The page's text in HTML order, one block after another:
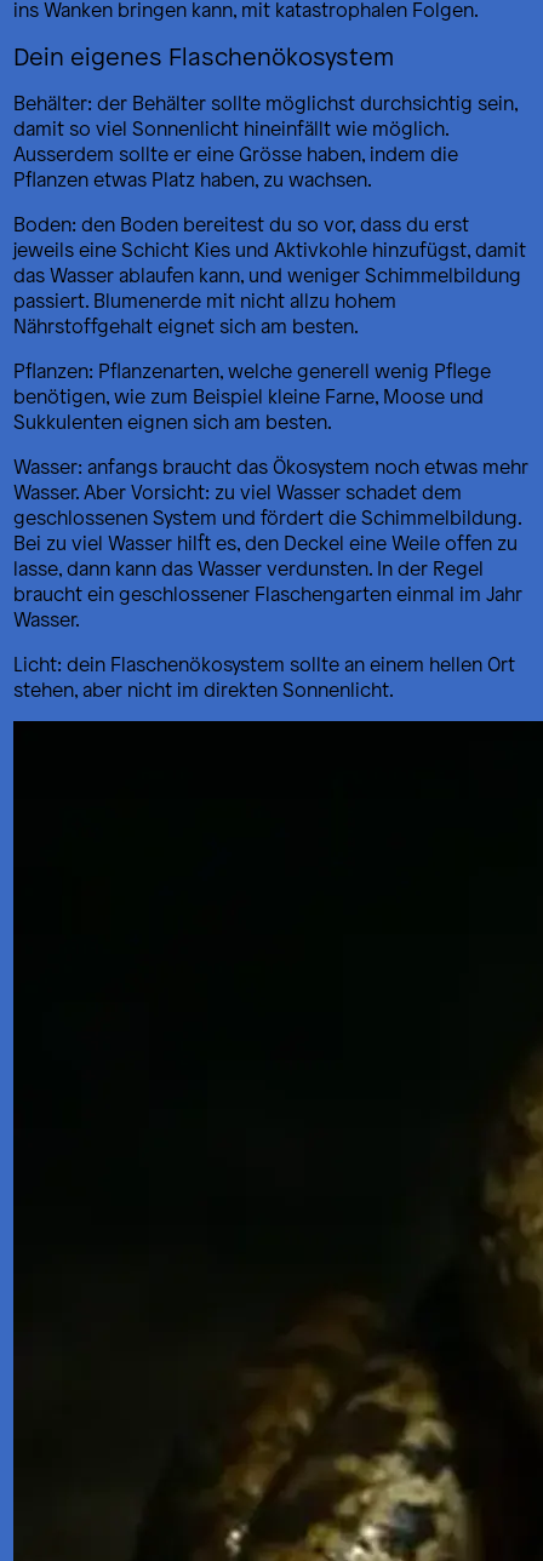
ins Wanken bringen kann, mit katastrophalen Folgen.
Dein eigenes Flaschenökosystem
Behälter: der Behälter sollte möglichst durchsichtig sein,
damit so viel Sonnenlicht hineinfällt wie möglich.
Ausserdem sollte er eine Grösse haben, indem die
Pflanzen etwas Platz haben, zu wachsen.
Boden: den Boden bereitest du so vor, dass du erst
jeweils eine Schicht Kies und Aktivkohle hinzufügst, damit
das Wasser ablaufen kann, und weniger Schimmelbildung
passiert. Blumenerde mit nicht allzu hohem
Nährstoffgehalt eignet sich am besten.
Pflanzen: Pflanzenarten, welche generell wenig Pflege
benötigen, wie zum Beispiel kleine Farne, Moose und
Sukkulenten eignen sich am besten.
Wasser: anfangs braucht das Ökosystem noch etwas mehr
Wasser. Aber Vorsicht: zu viel Wasser schadet dem
geschlossenen System und fördert die Schimmelbildung.
Bei zu viel Wasser hilft es, den Deckel eine Weile offen zu
lasse, dann kann das Wasser verdunsten. In der Regel
braucht ein geschlossener Flaschengarten einmal im Jahr
Wasser.
Licht: dein Flaschenökosystem sollte an einem hellen Ort
stehen, aber nicht im direkten Sonnenlicht.